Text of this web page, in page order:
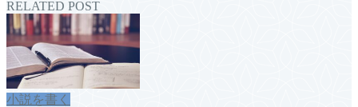
RELATED POST
小説を書く